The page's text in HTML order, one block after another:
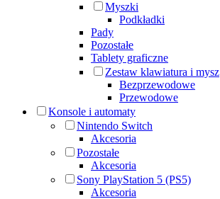
Myszki
Podkładki
Pady
Pozostałe
Tablety graficzne
Zestaw klawiatura i mysz
Bezprzewodowe
Przewodowe
Konsole i automaty
Nintendo Switch
Akcesoria
Pozostałe
Akcesoria
Sony PlayStation 5 (PS5)
Akcesoria